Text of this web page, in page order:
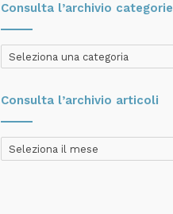
Consulta l’archivio categorie
Consulta
l’archivio
Consulta l’archivio articoli
Consulta
l’archivio